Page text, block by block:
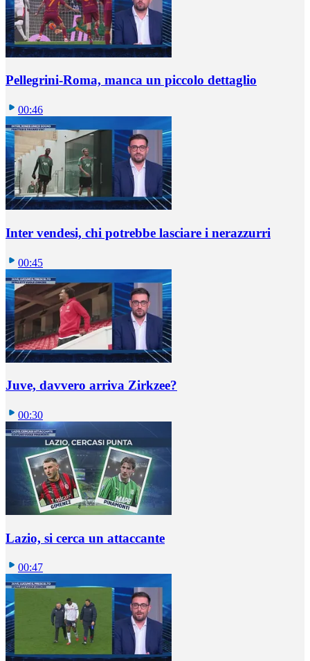
Pellegrini-Roma, manca un piccolo dettaglio
00:46
Inter vendesi, chi potrebbe lasciare i nerazzurri
00:45
Juve, davvero arriva Zirkzee?
00:30
Lazio, si cerca un attaccante
00:47